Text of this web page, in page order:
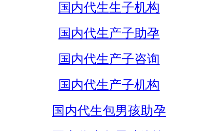
国内代生生子机构
国内代生产子助孕
国内代生产子咨询
国内代生产子机构
国内代生包男孩助孕